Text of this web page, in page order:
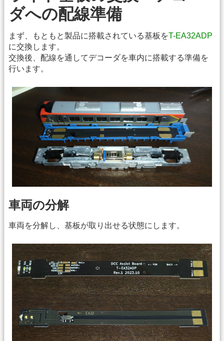
ダへの配線準備
まず、もともと製品に搭載されている基板をT-EA32ADP
に交換します。
交換後、配線を通してデコーダを車内に搭載する準備を
行います。
車両の分解
車両を分解し、基板が取り出せる状態にします。